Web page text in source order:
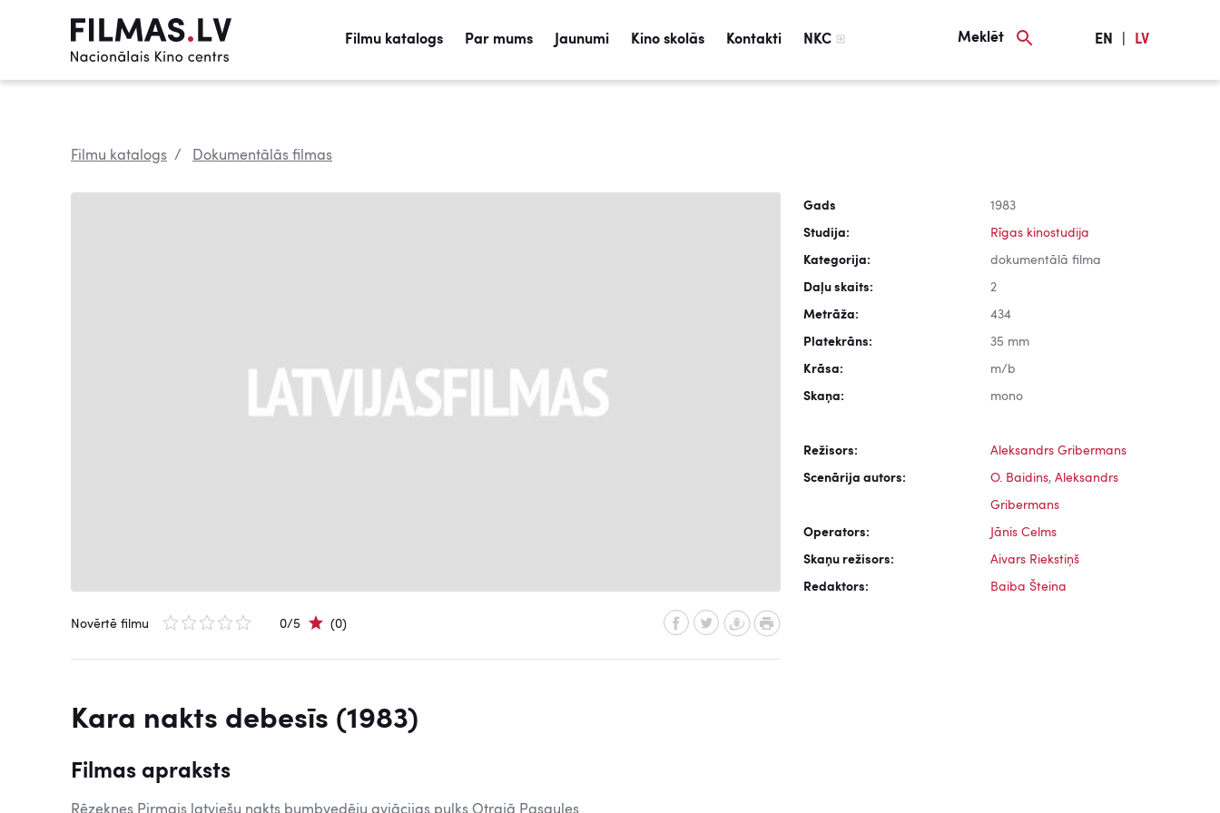
Filmu katalogs Par mums Jaunumi Kino skolās Kontakti NKC Meklēt EN LV
Filmu katalogs Dokumentālās filmas
Novērtē filmu 0/5 (0)
Kara nakts debesīs (1983)
Filmas apraksts
Gads 1983
Studija: Rīgas kinostudija
Kategorija: dokumentālā filma
Daļu skaits: 2
Metrāža: 434
Platekrāns: 35 mm
Krāsa: m/b
Skaņa: mono
Režisors: Aleksandrs Gribermans
Scenārija autors: O. Baidins, Aleksandrs
Gribermans
Operators: Jānis Celms
Skaņu režisors: Aivars Riekstiņš
Redaktors: Baiba Šteina